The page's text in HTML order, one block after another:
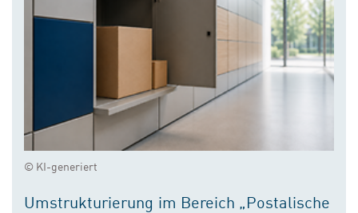
© KI-generiert
Umstrukturierung im Bereich „Postalische